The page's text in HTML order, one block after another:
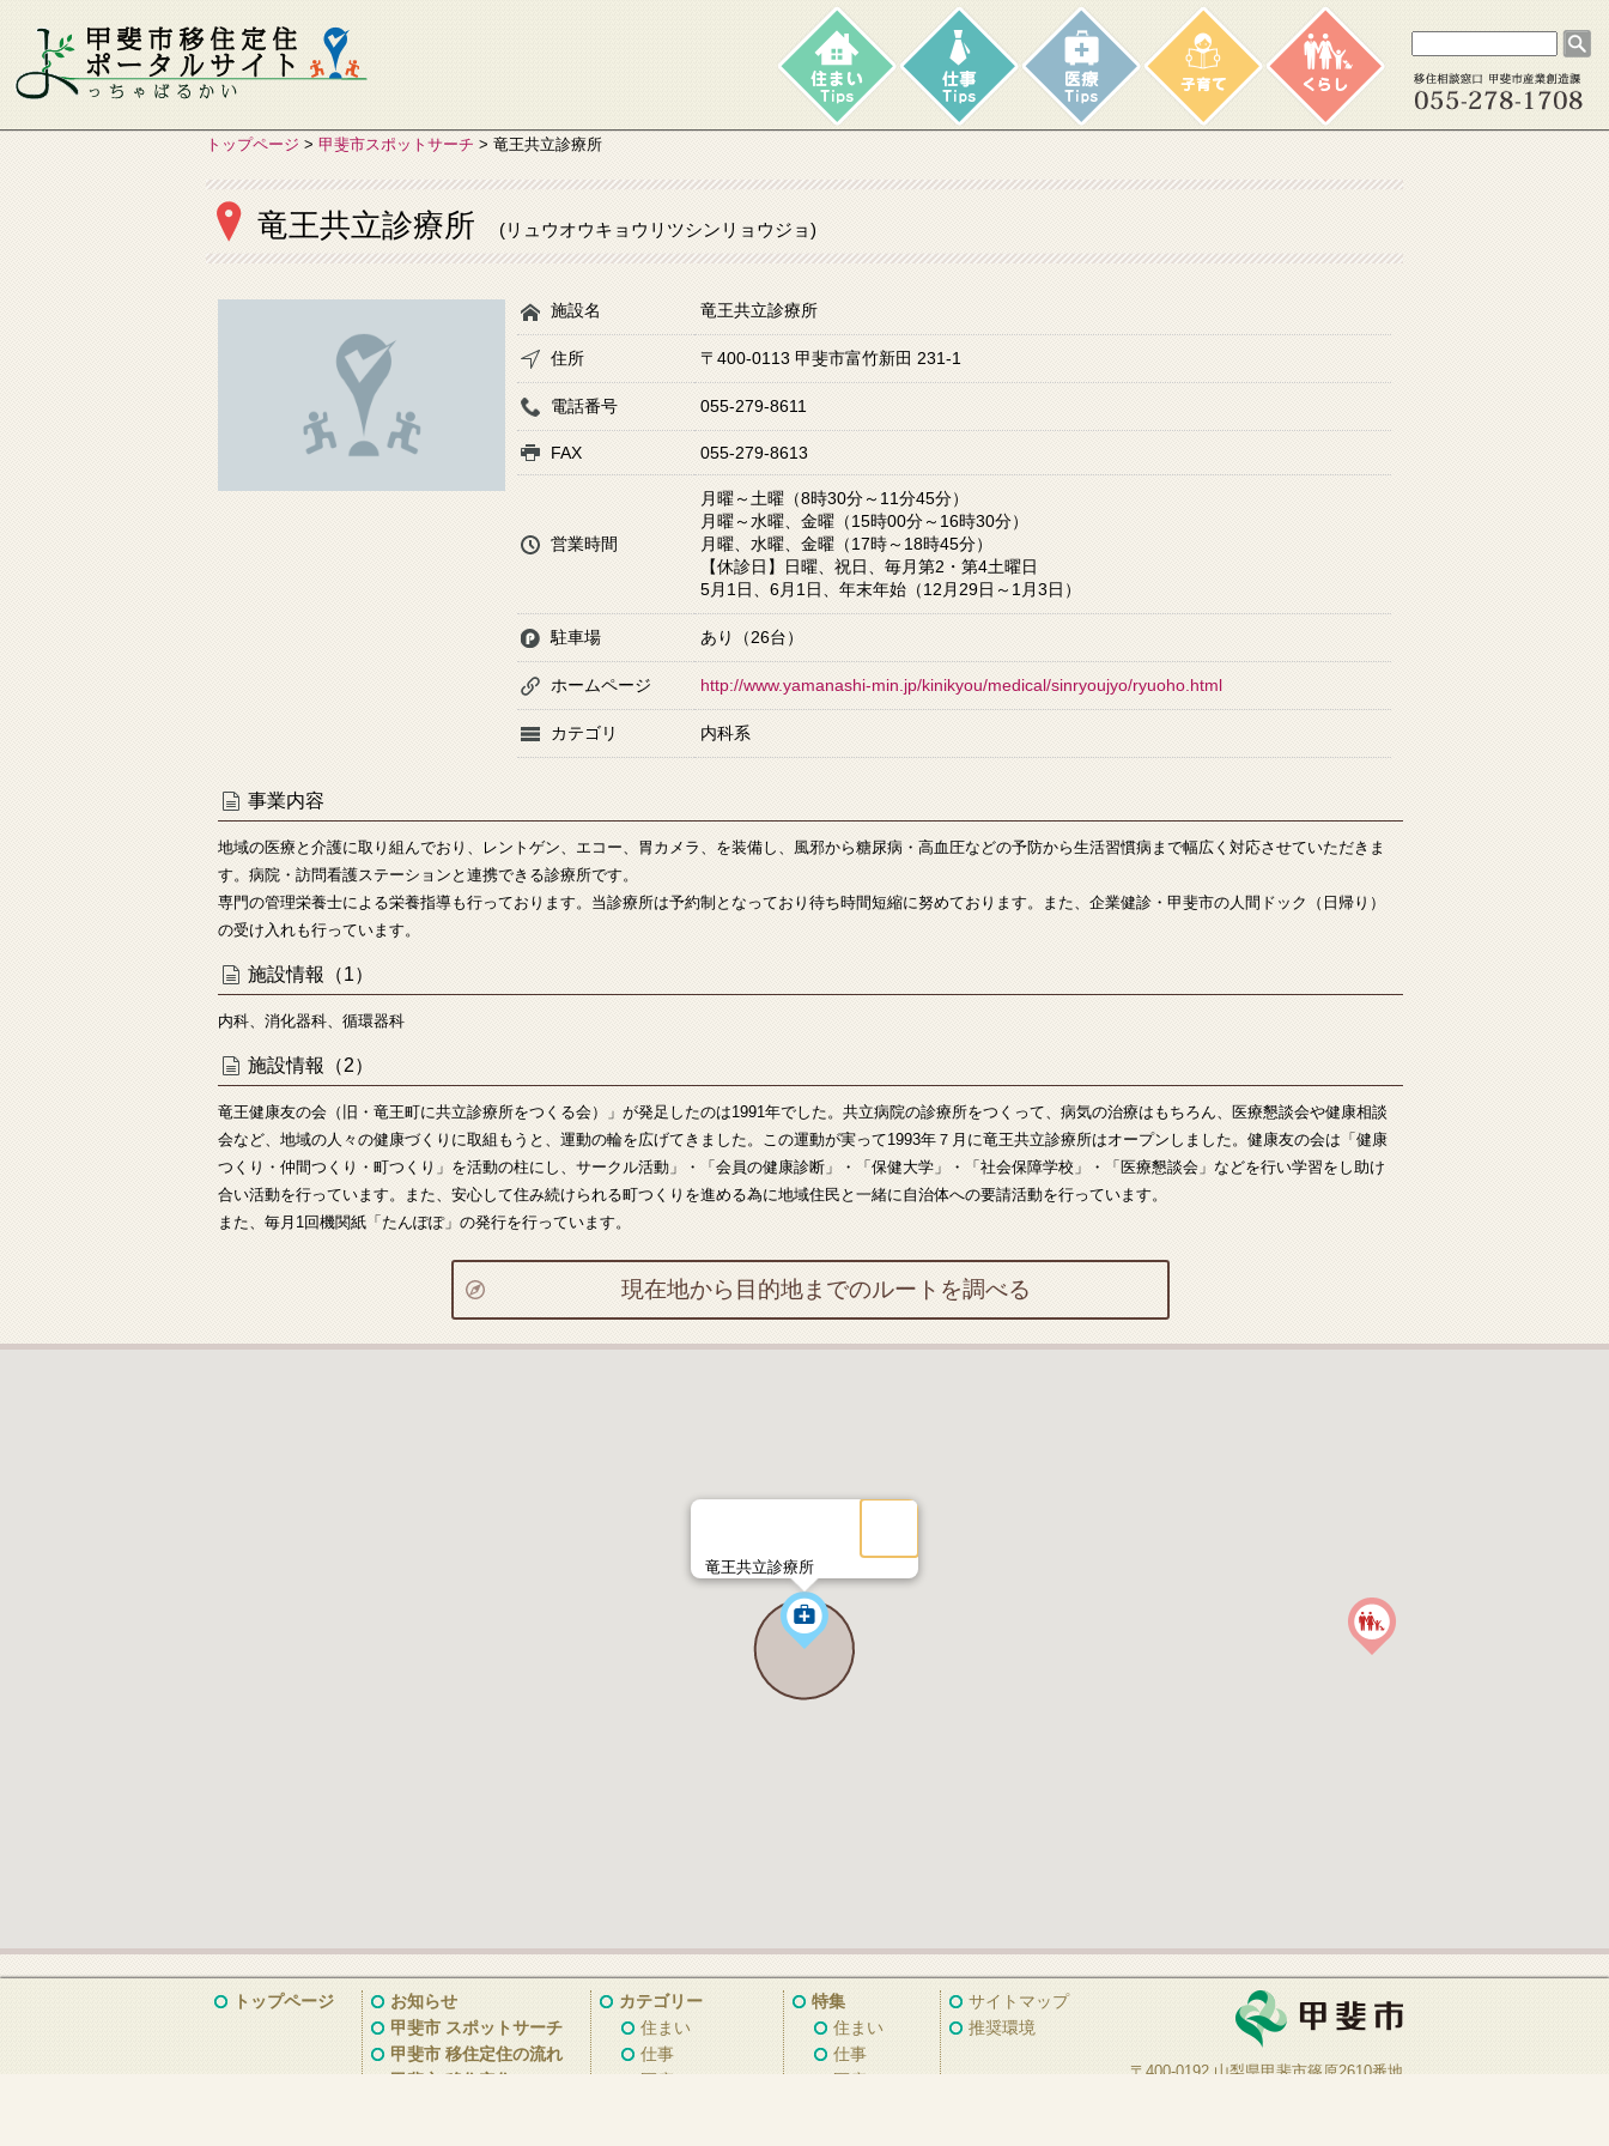
トップページ > 甲斐市スポットサーチ > 竜王共立診療所
竜王共立診療所 (リュウオウキョウリツシンリョウジョ)
施設名 竜王共立診療所
住所 〒400-0113 甲斐市富竹新田 231-1
電話番号 055-279-8611
FAX 055-279-8613
営業時間
月曜～土曜（8時30分～11分45分）
月曜～水曜、金曜（15時00分～16時30分）
月曜、水曜、金曜（17時～18時45分）
【休診日】日曜、祝日、毎月第2・第4土曜日
5月1日、6月1日、年末年始（12月29日～1月3日）
駐車場 あり（26台）
ホームページ http://www.yamanashi-min.jp/kinikyou/medical/sinryoujyo/ryuoho.html
カテゴリ 内科系
事業内容
地域の医療と介護に取り組んでおり、レントゲン、エコー、胃カメラ、を装備し、風邪から糖尿病・高血圧などの予防から生活習慣病まで幅広く対応させていただきま
す。病院・訪問看護ステーションと連携できる診療所です。
専門の管理栄養士による栄養指導も行っております。当診療所は予約制となっており待ち時間短縮に努めております。また、企業健診・甲斐市の人間ドック（日帰り）
の受け入れも行っています。
施設情報（1）
内科、消化器科、循環器科
施設情報（2）
竜王健康友の会（旧・竜王町に共立診療所をつくる会）」が発足したのは1991年でした。共立病院の診療所をつくって、病気の治療はもちろん、医療懇談会や健康相談
会など、地域の人々の健康づくりに取組もうと、運動の輪を広げてきました。この運動が実って1993年７月に竜王共立診療所はオープンしました。健康友の会は「健康
つくり・仲間つくり・町つくり」を活動の柱にし、サークル活動」・「会員の健康診断」・「保健大学」・「社会保障学校」・「医療懇談会」などを行い学習をし助け
合い活動を行っています。また、安心して住み続けられる町つくりを進める為に地域住民と一緒に自治体への要請活動を行っています。
また、毎月1回機関紙「たんぽぽ」の発行を行っています。
現在地から目的地までのルートを調べる
竜王共立診療所
トップページ
お知らせ
甲斐市 スポットサーチ
甲斐市 移住定住の流れ
甲斐市 移住定住Q&A
カテゴリー
住まい
仕事
医療
特集
住まい
仕事
医療
サイトマップ
推奨環境
〒400-0192 山梨県甲斐市篠原2610番地